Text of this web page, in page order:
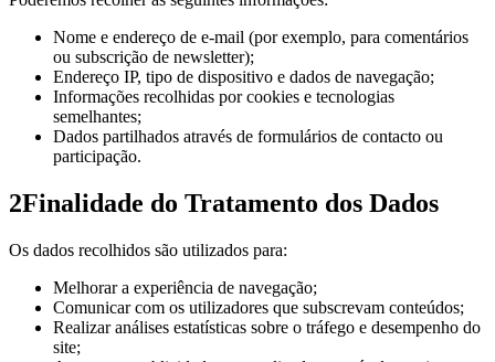
Nome e endereço de e-mail (por exemplo, para comentários
ou subscrição de newsletter);
Endereço IP, tipo de dispositivo e dados de navegação;
Informações recolhidas por cookies e tecnologias
semelhantes;
Dados partilhados através de formulários de contacto ou
participação.
2Finalidade do Tratamento dos Dados
Os dados recolhidos são utilizados para:
Melhorar a experiência de navegação;
Comunicar com os utilizadores que subscrevam conteúdos;
Realizar análises estatísticas sobre o tráfego e desempenho do
site;